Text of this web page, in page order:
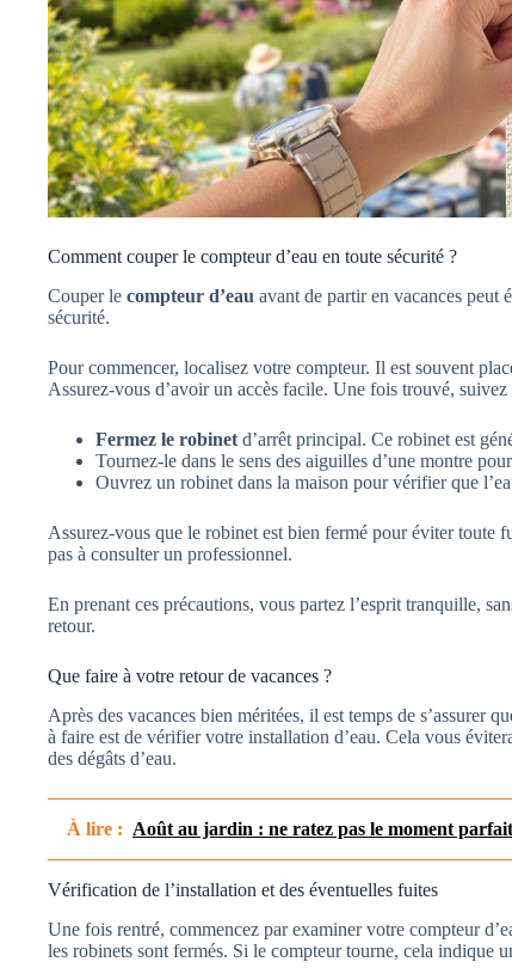
Comment couper le compteur d’eau en toute sécurité ?
Couper le compteur d’eau avant de partir en vacances peut
sécurité.
Pour commencer, localisez votre compteur. Il est souvent
Assurez-vous d’avoir un accès facile. Une fois trouvé, suivez
Fermez le robinet d’arrêt principal. Ce robinet est
Tournez-le dans le sens des aiguilles d’une montre
Ouvrez un robinet dans la maison pour vérifier que
Assurez-vous que le robinet est bien fermé pour éviter toute
pas à consulter un professionnel.
En prenant ces précautions, vous partez l’esprit tranquille,
retour.
Que faire à votre retour de vacances ?
Après des vacances bien méritées, il est temps de s’assurer
à faire est de vérifier votre installation d’eau. Cela vous
des dégâts d’eau.
À lire : Août au jardin : ne ratez pas le moment
Vérification de l’installation et des éventuelles fuites
Une fois rentré, commencez par examiner votre compteur
les robinets sont fermés. Si le compteur tourne, cela indique